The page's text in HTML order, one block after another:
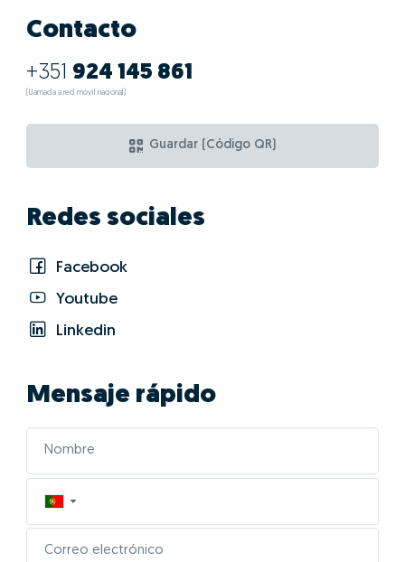
¿Cuáles son las
ventajas de hacer
GO!con Eugénia
Lopes?
01- Posicionar
correctamente el inmueble